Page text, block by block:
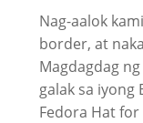
Nag-aalok
border, at
Magdagdag
galak sa iyong
Fedora Hat for